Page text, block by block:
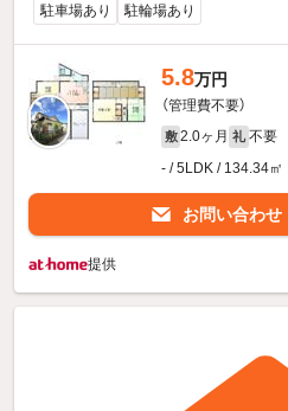
駐車場あり 駐輪場あり
5.8万円
（管理費不要）
敷 2.0ヶ月 礼 不要
- / 5LDK / 134.34㎡
お問い合わせ
提供